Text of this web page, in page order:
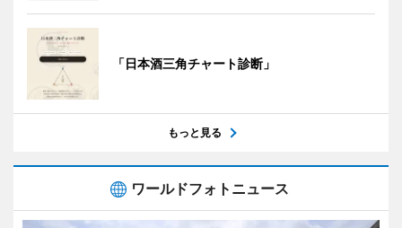
「日本酒三角チャート診断」
もっと見る
ワールドフォトニュース